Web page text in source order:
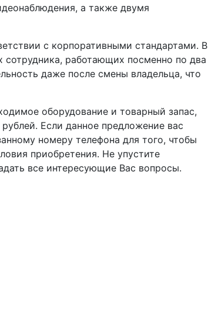
а также двумя
с корпоративными стандартами. В
работающих посменно по два
даже после смены владельца, что
оборудование и товарный запас,
Если данное предложение вас
номеру телефона для того, чтобы
приобретения. Не упустите
все интересующие Вас вопросы.